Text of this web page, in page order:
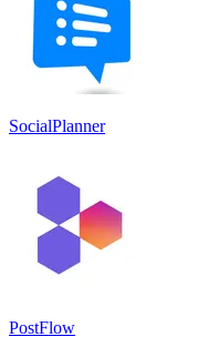
SocialPlanner
PostFlow